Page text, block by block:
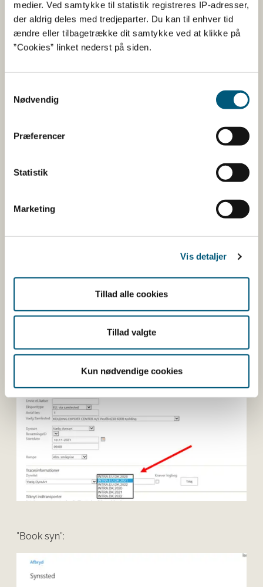
medier. Ved samtykke til statistik registreres IP-adresser,
der aldrig deles med tredjeparter. Du kan til enhver tid
ændre eller tilbagetrække dit samtykke ved at klikke på
”Cookies” linket nederst på siden.
Nødvendig
Præferencer
Statistik
Marketing
Vis detaljer
Tillad alle cookies
Tillad valgte
Kun nødvendige cookies
Der kan gå op til 10 minutter før, bekræftelsesmailen
eksporter
INTRA-certifikater uden angivelse af
transportvirksomhed i pkt. I.16 kan ikke læses ind i
Eksportportalen. Ved oprettelse af INTRA-certifikat i
TRACES NT husk da at udfylde transportvirksomhed.
Når der skal tilføjes forsendelser/INTRA-certifikater,
vær da opmærksom på, at der som udgangspunkt
er valgt at indlæse data fra TRACES NT
\"INTRA.EU.DK\". En forsendelse fra TRACES classic
kan tilføjes ved at vælge "INTRA.DK" på drop-down
"Opret samlestedseksport":
”Book syn”: